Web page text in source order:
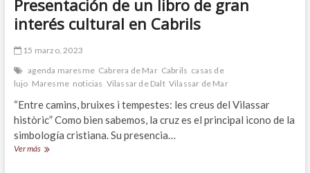
Presentación de un libro de gran
interés cultural en Cabrils
15 marzo, 2023
agenda maresme Cabrera de Mar Cabrils casas de
lujo Maresme noticias Vilassar de Dalt Vilassar de Mar
“Entre camins, bruixes i tempestes: les creus del Vilassar
històric” Como bien sabemos, la cruz es el principal icono de la
simbología cristiana. Su presencia…
Ver másPresentación